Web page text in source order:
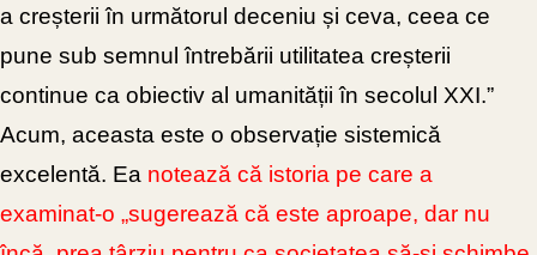
a creșterii în următorul deceniu și ceva, ceea ce
pune sub semnul întrebării utilitatea creșterii
continue ca obiectiv al umanității în secolul XXI.”
Acum, aceasta este o observație sistemică
excelentă. Ea notează că istoria pe care a
examinat-o „sugerează că este aproape, dar nu